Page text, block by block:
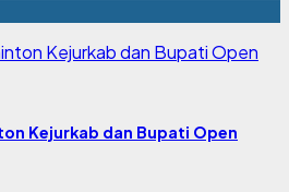
Kejurkab dan Bupati Open